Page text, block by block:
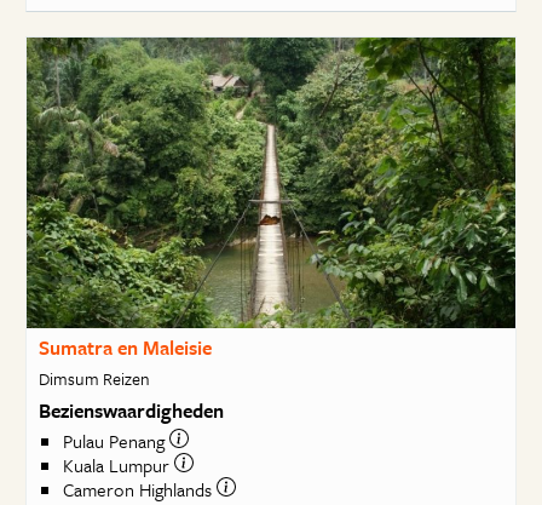
Sumatra en Maleisie
Dimsum Reizen
Bezienswaardigheden
Pulau Penang
Kuala Lumpur
Cameron Highlands